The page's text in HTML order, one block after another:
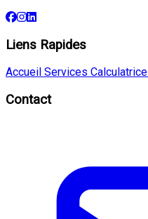
Liens Rapides
Accueil Services Calculatrice
Contact